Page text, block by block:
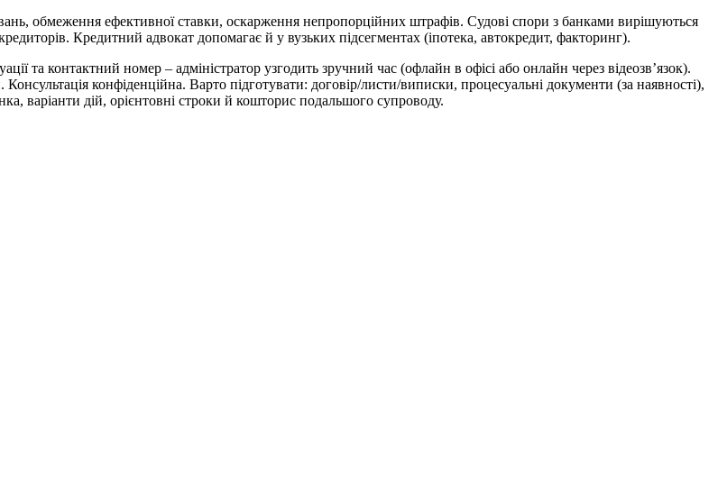
обмеження ефективної ставки, оскарження непропорційних штрафів. Судові спори з банками вирішуються
Кредитний адвокат допомагає й у вузьких підсегментах (іпотека, автокредит, факторинг).
контактний номер – адміністратор узгодить зручний час (офлайн в офісі або онлайн через відеозв’язок).
конфіденційна. Варто підготувати: договір/листи/виписки, процесуальні документи (за наявності),
варіанти дій, орієнтовні строки й кошторис подальшого супроводу.